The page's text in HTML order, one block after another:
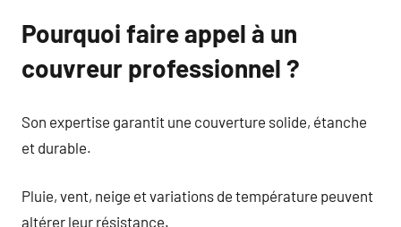
Pourquoi faire appel à un
couvreur professionnel ?
Son expertise garantit une couverture solide, étanche
et durable.
Pluie, vent, neige et variations de température peuvent
altérer leur résistance.